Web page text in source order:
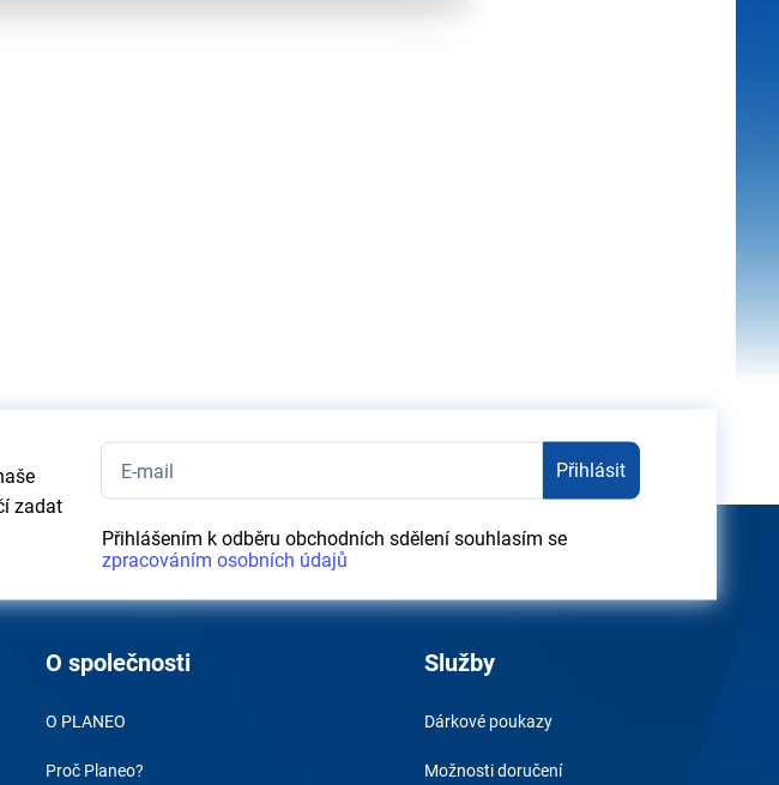
zadat
Přihlásit
Přihlášením k odběru obchodních sdělení souhlasím se
zpracováním osobních údajů
O společnosti
O PLANEO
Proč Planeo?
Služby
Dárkové poukazy
Možnosti doručení